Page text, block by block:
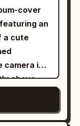
Use
fabric
her,
mini
and
pant
back
brown
cover
an
a cute
camera is
above
has
eyes,